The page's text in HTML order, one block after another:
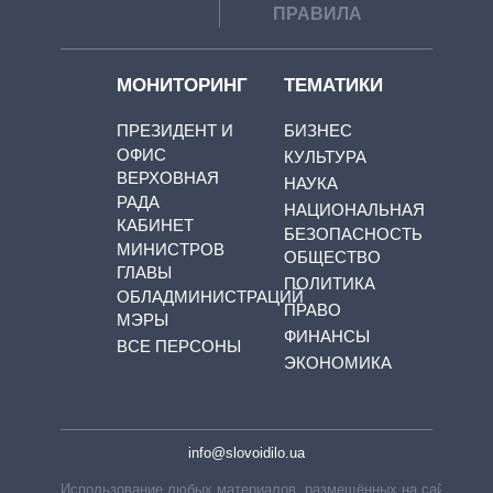
ПРАВИЛА
МОНИТОРИНГ
ПРЕЗИДЕНТ И
ОФИС
ВЕРХОВНАЯ
РАДА
КАБИНЕТ
МИНИСТРОВ
ГЛАВЫ
ОБЛАДМИНИСТРАЦИЙ
МЭРЫ
ВСЕ ПЕРСОНЫ
ТЕМАТИКИ
БИЗНЕС
КУЛЬТУРА
НАУКА
НАЦИОНАЛЬНАЯ
БЕЗОПАСНОСТЬ
ОБЩЕСТВО
ПОЛИТИКА
ПРАВО
ФИНАНСЫ
ЭКОНОМИКА
info@slovoidilo.ua
Использование любых материалов, размещённых на сайте,